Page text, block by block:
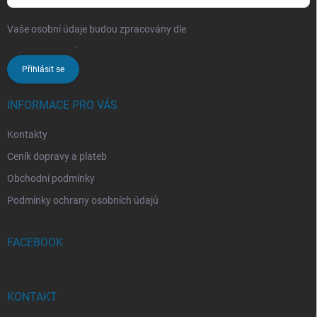
Vaše osobní údaje budou zpracovány dle
.
Přihlásit se
INFORMACE PRO VÁS
Kontakty
Ceník dopravy a plateb
Obchodní podmínky
Podmínky ochrany osobních údajů
FACEBOOK
KONTAKT